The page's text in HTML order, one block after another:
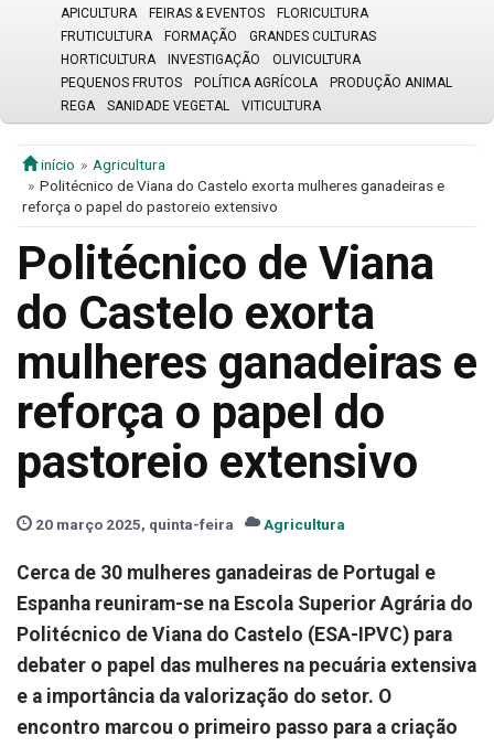
APICULTURA
FEIRAS & EVENTOS
FLORICULTURA
FRUTICULTURA
FORMAÇÃO
GRANDES CULTURAS
HORTICULTURA
INVESTIGAÇÃO
OLIVICULTURA
PEQUENOS FRUTOS
POLÍTICA AGRÍCOLA
PRODUÇÃO ANIMAL
REGA
SANIDADE VEGETAL VITICULTURA
início
Agricultura
Politécnico de Viana do Castelo exorta mulheres ganadeiras e
reforça o papel do pastoreio extensivo
Politécnico de Viana
do Castelo exorta
mulheres ganadeiras e
reforça o papel do
pastoreio extensivo
20 março 2025, quinta-feira Agricultura
Cerca de 30 mulheres ganadeiras de Portugal e
Espanha reuniram-se na Escola Superior Agrária do
Politécnico de Viana do Castelo (ESA-IPVC) para
debater o papel das mulheres na pecuária extensiva
e a importância da valorização do setor. O
encontro marcou o primeiro passo para a criação